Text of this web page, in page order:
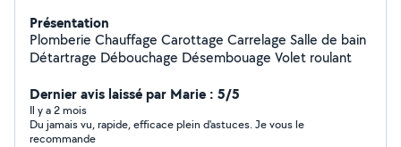
Présentation
Plomberie Chauffage Carottage Carrelage Salle de bain
Détartrage Débouchage Désembouage Volet roulant
Dernier avis laissé par Marie : 5/5
Il y a 2 mois
Du jamais vu, rapide, efficace plein d'astuces. Je vous le
recommande